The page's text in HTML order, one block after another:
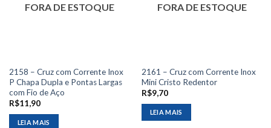
FORA DE ESTOQUE
2158 – Cruz com Corrente Inox
P Chapa Dupla e Pontas Largas
com Fio de Aço
R$11,90
LEIA MAIS
FORA DE ESTOQUE
2161 – Cruz com Corrente Inox
Mini Cristo Redentor
R$9,70
LEIA MAIS